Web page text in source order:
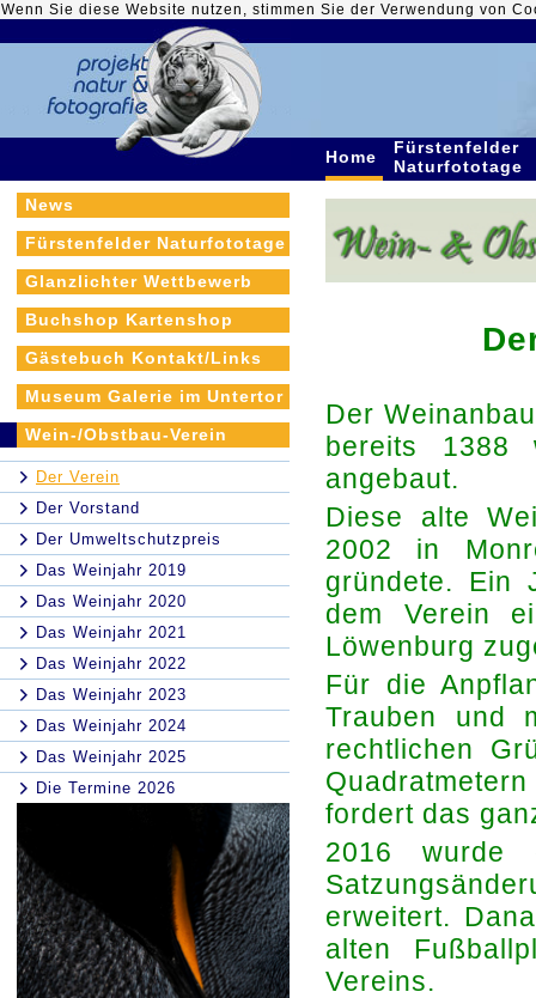
Wenn Sie diese Website nutzen, stimmen Sie der Verwendung von
Home
Fürstenfelder
Naturfototage
News
Fürstenfelder Naturfototage
Glanzlichter Wettbewerb
Buchshop Kartenshop
Gästebuch Kontakt/Links
Museum Galerie im Untertor
Wein-/Obstbau-Verein
Der Verein
Der Vorstand
Der Umweltschutzpreis
Das Weinjahr 2019
Das Weinjahr 2020
Das Weinjahr 2021
Das Weinjahr 2022
Das Weinjahr 2023
Das Weinjahr 2024
Das Weinjahr 2025
Die Termine 2026
Der
bereits 1388
angebaut.
Diese alte
2002 in
gründete. Ein
dem Verein
Löwenburg
Für die
Trauben und
rechtlichen
fordert das
2016 wurde
erweitert.
alten
Vereins.